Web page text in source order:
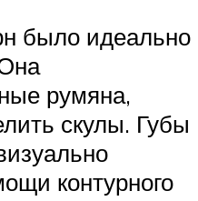
было идеально
румяна,
скулы. Губы
контурного